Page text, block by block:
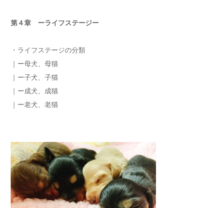
第４章 ーライフステージー
・ライフステージの分類
｜ー母犬、母猫
｜ー子犬、子猫
｜ー成犬、成猫
｜ー老犬、老猫